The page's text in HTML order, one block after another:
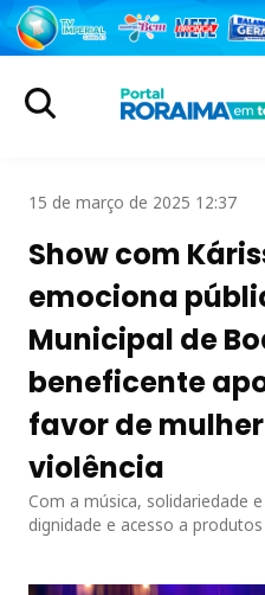
15 de março de 2025 12:37
Show com
emociona
Municipal de
beneficente
favor de
violência
Com a música, solidariedade
dignidade e acesso a